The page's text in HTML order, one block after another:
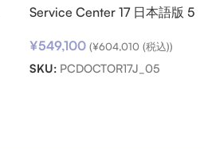
Service Center 17 日本語版 5
¥549,100 (¥604,010 (税込))
SKU: PCDOCTOR17J_05